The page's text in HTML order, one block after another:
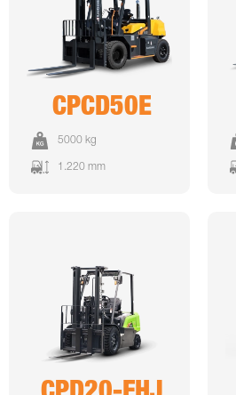
CPCD50E
5000 kg
1.220 mm